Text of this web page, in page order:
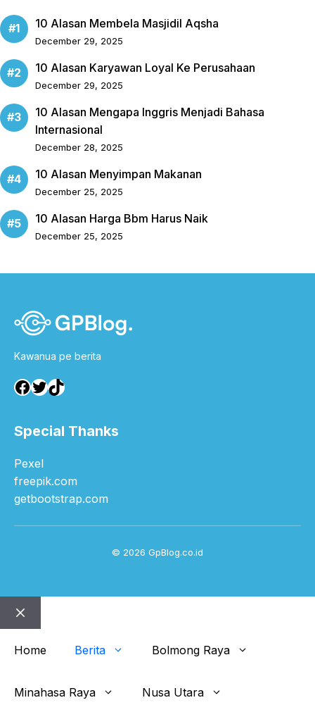
10 Alasan Membela Masjidil Aqsha
December 29, 2025
10 Alasan Karyawan Loyal Ke Perusahaan
December 29, 2025
10 Alasan Mengapa Inggris Menjadi Bahasa
Internasional
December 28, 2025
10 Alasan Menyimpan Makanan
December 25, 2025
10 Alasan Harga Bbm Harus Naik
December 25, 2025
Kawanua pe berita
Facebook
Twitter
TikTok
Special Thanks
Pexel
freepik.com
getbootstrap.com
© 2026 GpBlog.co.id
Close
Home
Berita Bolmong Raya
Minahasa Raya Nusa Utara